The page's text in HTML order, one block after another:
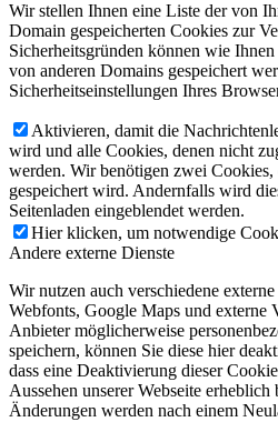
Wir stellen Ihnen eine Liste der von
Domain gespeicherten Cookies zur
Sicherheitsgründen können wie
von anderen Domains gespeichert
Sicherheitseinstellungen Ihres
Aktivieren, damit die
wird und alle Cookies, denen nicht
werden. Wir benötigen zwei
gespeichert wird. Andernfalls wird
Seitenladen eingeblendet werden.
Hier klicken, um notwendige
Andere externe Dienste
Wir nutzen auch verschiedene
Webfonts, Google Maps und externe
Anbieter möglicherweise
speichern, können Sie diese hier
dass eine Deaktivierung dieser
Aussehen unserer Webseite
Änderungen werden nach einem